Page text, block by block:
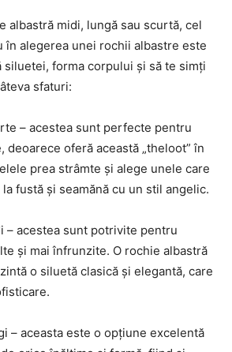
albastră midi, lungă sau scurtă, cel
în alegerea unei rochii albastre este
siluetei, forma corpului și să te simți
sfaturi:
– acestea sunt perfecte pentru
deoarece oferă această „theloot” în
prea strâmte și alege unele care
fustă și seamănă cu un stil angelic.
– acestea sunt potrivite pentru
și mai înfrunzite. O rochie albastră
o siluetă clasică și elegantă, care
– aceasta este o opțiune excelentă